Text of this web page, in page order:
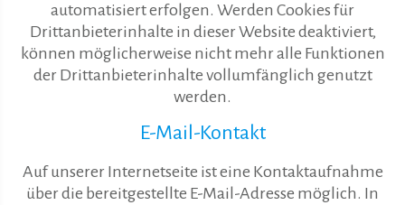
automatisiert erfolgen. Werden Cookies für
Drittanbieterinhalte in dieser Website deaktiviert,
können möglicherweise nicht mehr alle Funktionen
der Drittanbieterinhalte vollumfänglich genutzt
werden.
E-Mail-Kontakt
Auf unserer Internetseite ist eine Kontaktaufnahme
über die bereitgestellte E-Mail-Adresse möglich. In